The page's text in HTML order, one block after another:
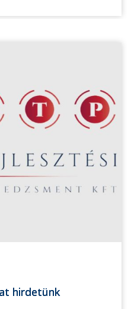
hirdetünk